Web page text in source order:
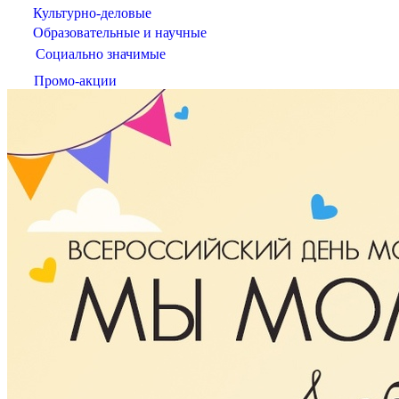
Культурно-деловые
Образовательные и научные
Социально значимые
Промо-акции